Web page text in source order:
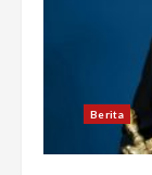
Berita